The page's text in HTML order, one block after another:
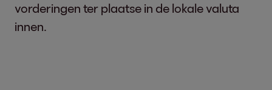
vorderingen ter plaatse in de lokale valuta
innen.